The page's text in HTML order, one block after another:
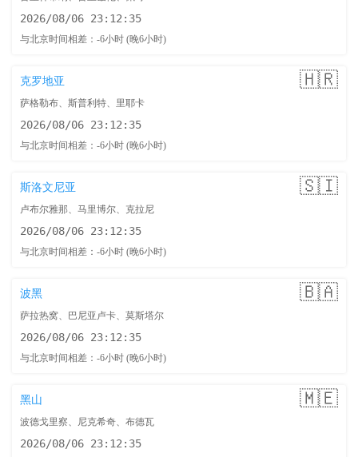
2026/08/06 23:12:36
与北京时间相差：-6小时 (晚6小时)
🇭🇷
克罗地亚
萨格勒布、斯普利特、里耶卡
2026/08/06 23:12:36
与北京时间相差：-6小时 (晚6小时)
🇸🇮
斯洛文尼亚
卢布尔雅那、马里博尔、克拉尼
2026/08/06 23:12:36
与北京时间相差：-6小时 (晚6小时)
🇧🇦
波黑
萨拉热窝、巴尼亚卢卡、莫斯塔尔
2026/08/06 23:12:36
与北京时间相差：-6小时 (晚6小时)
🇲🇪
黑山
波德戈里察、尼克希奇、布德瓦
2026/08/06 23:12:36